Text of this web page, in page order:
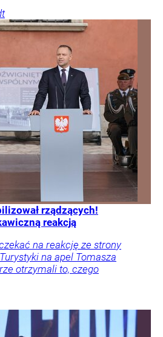
rządzących!
reakcją
na reakcję ze strony
na apel Tomasza
otrzymali to, czego